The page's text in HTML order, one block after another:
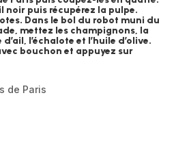
noir puis récupérez la pulpe.
Dans le bol du robot muni du
mettez les champignons, la
l’échalote et l’huile d’olive.
bouchon et appuyez sur
de Paris